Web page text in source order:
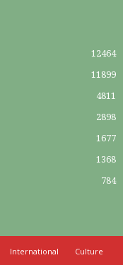
12464
11899
4811
2898
1677
1368
784
International
Culture